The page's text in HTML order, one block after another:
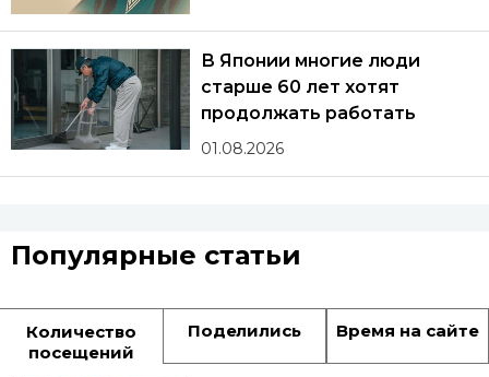
В Японии многие люди
старше 60 лет хотят
продолжать работать
01.08.2026
Популярные статьи
Количество
посещений
Поделились Время на сайте